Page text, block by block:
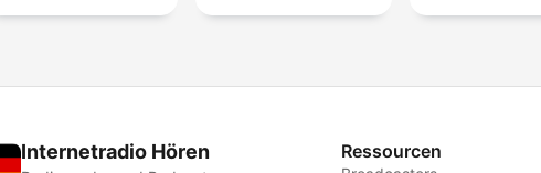
Internetradio Hören Ressourcen